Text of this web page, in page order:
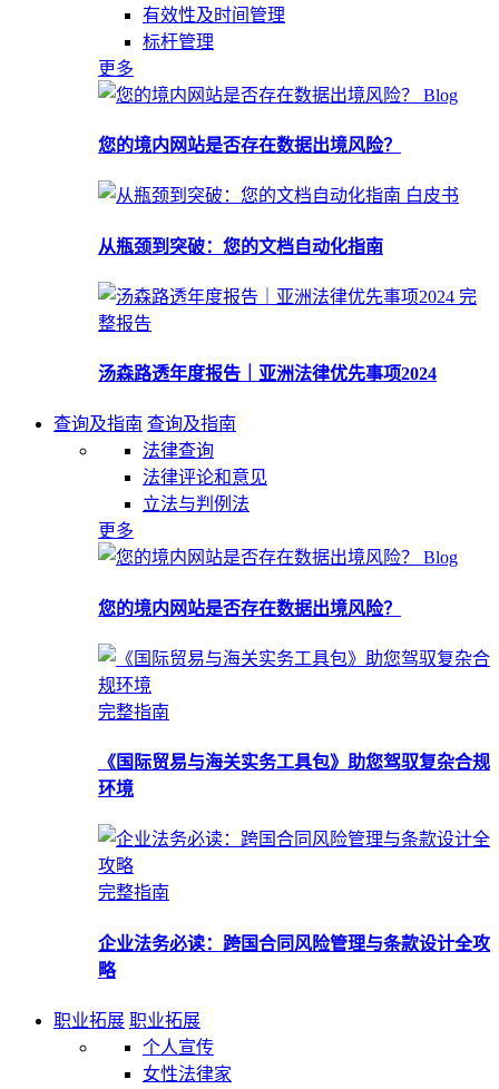
有效性及时间管理
标杆管理
更多
Blog
您的境内网站是否存在数据出境风险？
白皮书
从瓶颈到突破：您的文档自动化指南
完
整报告
汤森路透年度报告｜亚洲法律优先事项2024
查询及指南 查询及指南
法律查询
法律评论和意见
立法与判例法
更多
Blog
您的境内网站是否存在数据出境风险？
完整指南
《国际贸易与海关实务工具包》助您驾驭复杂合规
环境
完整指南
企业法务必读：跨国合同风险管理与条款设计全攻
略
职业拓展 职业拓展
个人宣传
女性法律家